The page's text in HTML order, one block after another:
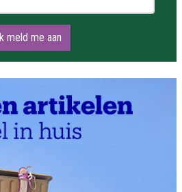
Ik meld me aan